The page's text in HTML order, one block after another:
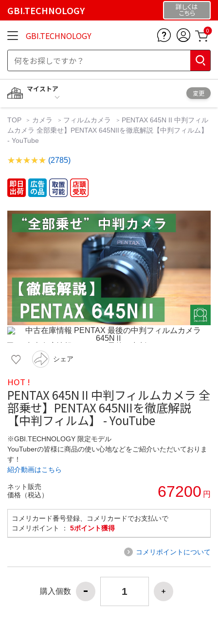
GBI.TECHNOLOGY 詳しくは
こちら
GBI.TECHNOLOGY 0
マイストア
変更
TOP カメラ フィルムカメラ
PENTAX 645N II 中判フィル
ムカメラ 全部乗せ】PENTAX 645NIIを徹底解説【中判フィルム】
- YouTube
(2785)
シェア
HOT !
PENTAX 645N II 中判フィルムカメラ 全
部乗せ】PENTAX 645NIIを徹底解説
【中判フィルム】 - YouTube
※GBI.TECHNOLOGY 限定モデル
YouTuberの皆様に商品の使い心地などをご紹介いただいておりま
す！
紹介動画はこちら
ネット販売
価格（税込）
67200 円
コメリカード番号登録、コメリカードでお支払いで
コメリポイント ： 5ポイント獲得
コメリポイントについて
購入個数